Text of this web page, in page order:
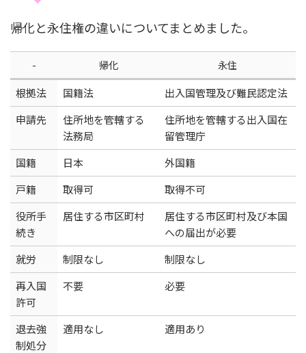
帰化と永住権の違いについてまとめました。
- 帰化
永住
根拠法
国籍法
出入国管理及び難民認定法
申請先
住所地を管轄する
法務局
住所地を管轄する出入国在
留管理庁
国籍
日本
外国籍
戸籍
取得可
取得不可
役所手
続き
居住する市区町村
居住する市区町村及び本国
への届出が必要
就労
制限なし
制限なし
再入国
許可
不要 必要
退去強
制処分
適用なし 適用あり